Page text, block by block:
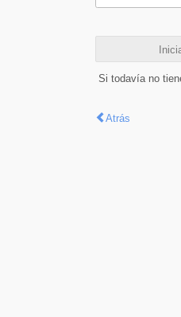
Si todavía no
Atrás